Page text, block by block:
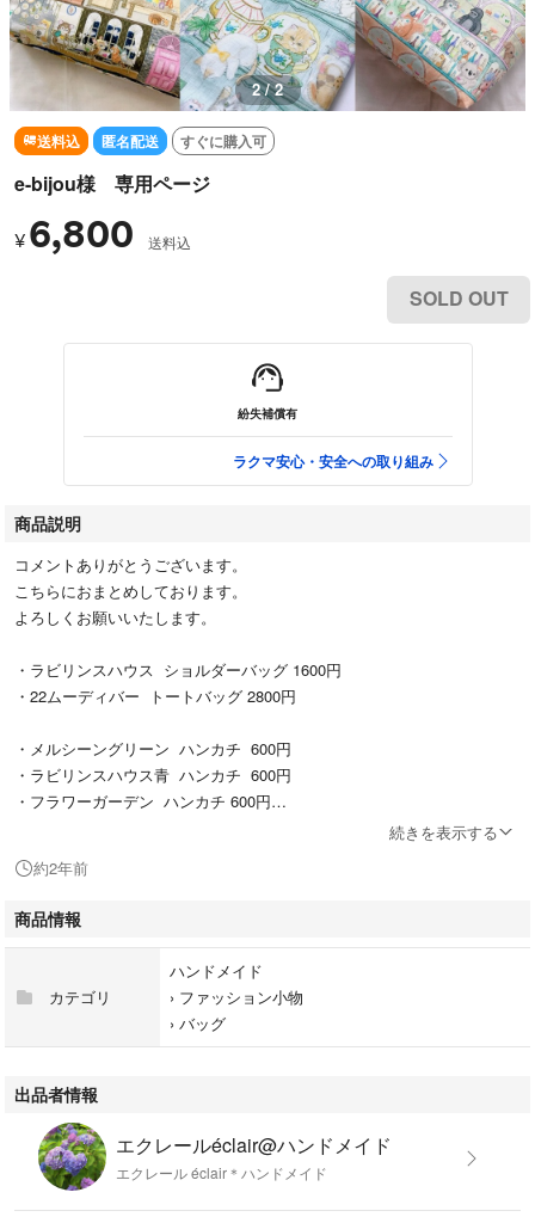
1 / 2
送料込 匿名配送 すぐに購入可
e-bijou様 専用ページ
¥ 6,800 送料込
SOLD OUT
紛失補償有
ラクマ安心・安全への取り組み
商品説明
コメントありがとうございます。
こちらにおまとめしております。
よろしくお願いいたします。
・ラビリンスハウス ショルダーバッグ 1600円
・22ムーディバー トートバッグ 2800円
・メルシーングリーン ハンカチ 600円
・ラビリンスハウス青 ハンカチ 600円
・フラワーガーデン ハンカチ 600円
合計7400円
おまとめ割引600円
続きを表示する
約2年前
商品情報
カテゴリ
ハンドメイド
› ファッション小物
› バッグ
出品者情報
エクレールéclair@ハンドメイド
エクレール éclair＊ハンドメイド